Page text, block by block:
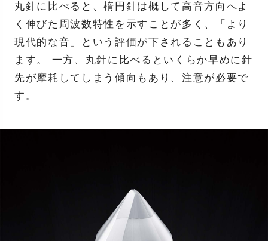
丸針に比べると、楕円針は概して高音方向へよ
く伸びた周波数特性を示すことが多く、「より
現代的な音」という評価が下されることもあり
ます。 一方、丸針に比べるといくらか早めに針
先が摩耗してしまう傾向もあり、注意が必要で
す。